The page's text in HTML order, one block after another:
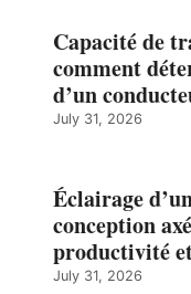
Capacité de
comment
d’un
July 31, 2026
Éclairage
conception
productivité
July 31, 2026